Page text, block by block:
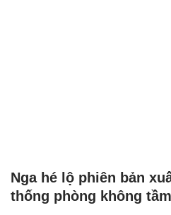
Nga hé lộ phiên bản
thống phòng không